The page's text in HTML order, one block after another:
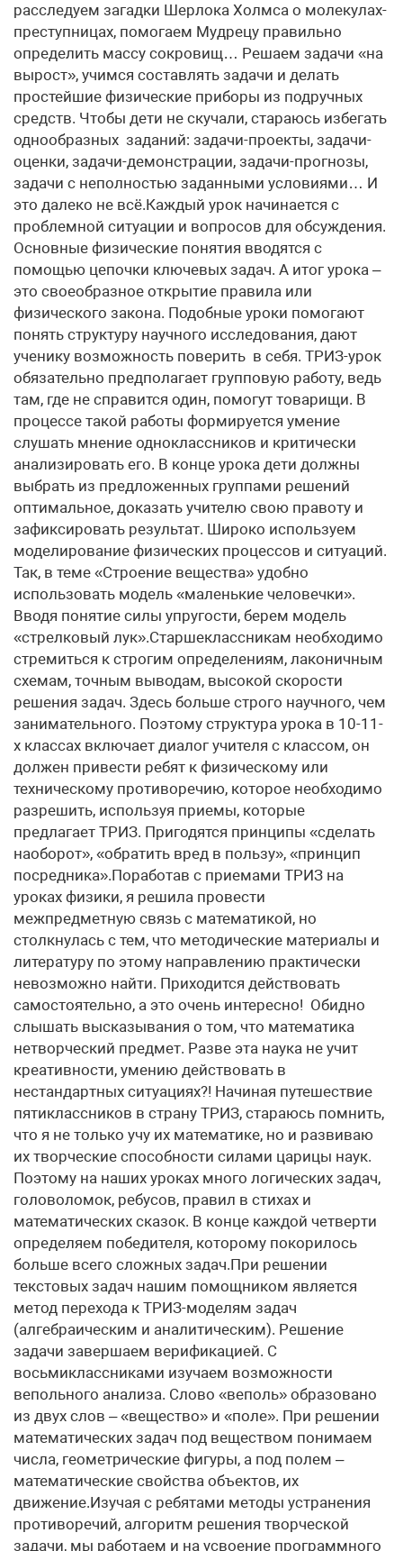
расследуем загадки Шерлока Холмса о молекулах-
преступницах, помогаем Мудрецу правильно
определить массу сокровищ… Решаем задачи «на
вырост», учимся составлять задачи и делать
простейшие физические приборы из подручных
средств. Чтобы дети не скучали, стараюсь избегать
однообразных заданий: задачи-проекты, задачи-
оценки, задачи-демонстрации, задачи-прогнозы,
задачи с неполностью заданными условиями… И
это далеко не всё.Каждый урок начинается с
проблемной ситуации и вопросов для обсуждения.
Основные физические понятия вводятся с
помощью цепочки ключевых задач. А итог урока –
это своеобразное открытие правила или
физического закона. Подобные уроки помогают
понять структуру научного исследования, дают
ученику возможность поверить в себя. ТРИЗ-урок
обязательно предполагает групповую работу, ведь
там, где не справится один, помогут товарищи. В
процессе такой работы формируется умение
слушать мнение одноклассников и критически
анализировать его. В конце урока дети должны
выбрать из предложенных группами решений
оптимальное, доказать учителю свою правоту и
зафиксировать результат. Широко используем
моделирование физических процессов и ситуаций.
Так, в теме «Строение вещества» удобно
использовать модель «маленькие человечки».
Вводя понятие силы упругости, берем модель
«стрелковый лук».Старшеклассникам необходимо
стремиться к строгим определениям, лаконичным
схемам, точным выводам, высокой скорости
решения задач. Здесь больше строго научного, чем
занимательного. Поэтому структура урока в 10-11-
х классах включает диалог учителя с классом, он
должен привести ребят к физическому или
техническому противоречию, которое необходимо
разрешить, используя приемы, которые
предлагает ТРИЗ. Пригодятся принципы «сделать
наоборот», «обратить вред в пользу», «принцип
посредника».Поработав с приемами ТРИЗ на
уроках физики, я решила провести
межпредметную связь с математикой, но
столкнулась с тем, что методические материалы и
литературу по этому направлению практически
невозможно найти. Приходится действовать
самостоятельно, а это очень интересно! Обидно
слышать высказывания о том, что математика
нетворческий предмет. Разве эта наука не учит
креативности, умению действовать в
нестандартных ситуациях?! Начиная путешествие
пятиклассников в страну ТРИЗ, стараюсь помнить,
что я не только учу их математике, но и развиваю
их творческие способности силами царицы наук.
Поэтому на наших уроках много логических задач,
головоломок, ребусов, правил в стихах и
математических сказок. В конце каждой четверти
определяем победителя, которому покорилось
больше всего сложных задач.При решении
текстовых задач нашим помощником является
метод перехода к ТРИЗ-моделям задач
(алгебраическим и аналитическим). Решение
задачи завершаем верификацией. С
восьмиклассниками изучаем возможности
вепольного анализа. Слово «веполь» образовано
из двух слов – «вещество» и «поле». При решении
математических задач под веществом понимаем
числа, геометрические фигуры, а под полем –
математические свойства объектов, их
движение.Изучая с ребятами методы устранения
противоречий, алгоритм решения творческой
задачи, мы работаем и на усвоение программного